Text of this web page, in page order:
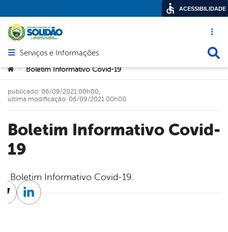
Acesso
Abrir menu principal de navegação
Serviços e Informações
Você está aqui:
> Boletim Informativo Covid-19
Boletim Informativo Covid-
19
publicado: 06/09/2021 00h00,
última modificação: 06/09/2021 00h00
Boletim Informativo Covid-19.
TwitterLinkedin
ACESSIBILIDADE